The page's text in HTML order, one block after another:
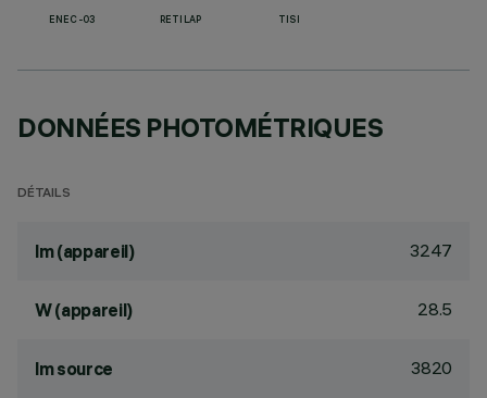
ENEC-03 RETILAP TISI
DONNÉES PHOTOMÉTRIQUES
DÉTAILS
lm (appareil) 3247
W (appareil) 28.5
lm source 3820